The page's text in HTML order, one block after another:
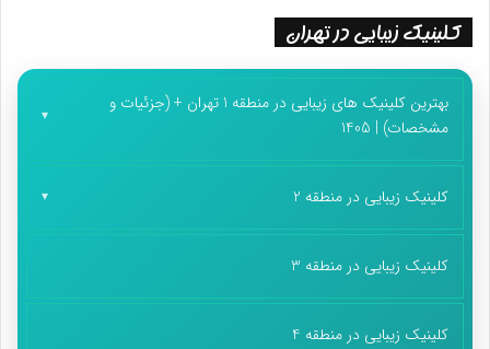
کلینیک زیبایی در تهران
بهترین کلینیک های زیبایی در منطقه 1 تهران + (جزئیات و
مشخصات) | 1405
کلینیک زیبایی در منطقه 2
کلینیک زیبایی در منطقه 3
کلینیک زیبایی در منطقه 4